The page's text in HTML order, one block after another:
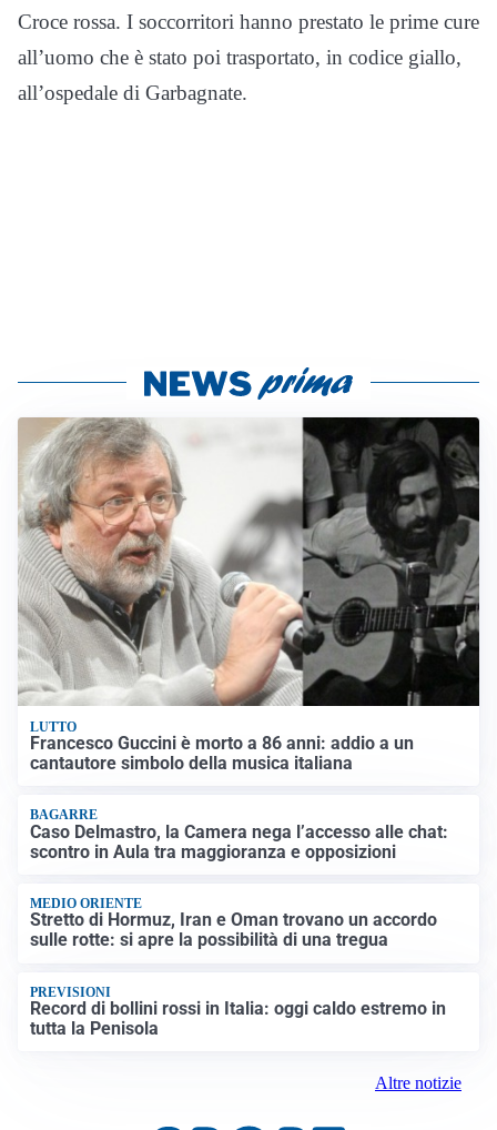
Croce rossa. I soccorritori hanno prestato le prime cure
all’uomo che è stato poi trasportato, in codice giallo,
all’ospedale di Garbagnate.
LUTTO
Francesco Guccini è morto a 86 anni: addio a un
cantautore simbolo della musica italiana
BAGARRE
Caso Delmastro, la Camera nega l’accesso alle chat:
scontro in Aula tra maggioranza e opposizioni
MEDIO ORIENTE
Stretto di Hormuz, Iran e Oman trovano un accordo
sulle rotte: si apre la possibilità di una tregua
PREVISIONI
Record di bollini rossi in Italia: oggi caldo estremo in
tutta la Penisola
Altre notizie